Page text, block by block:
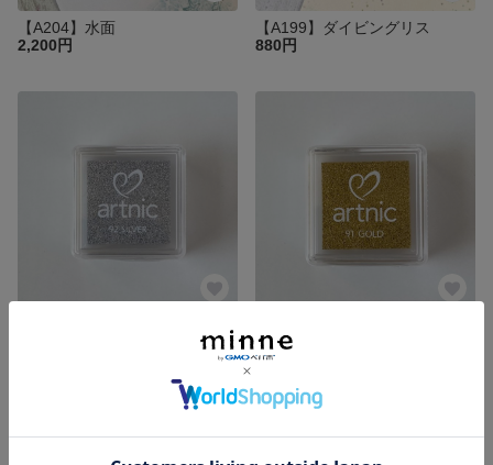
【A204】水面
2,200円
【A199】ダイビングリス
880円
330円